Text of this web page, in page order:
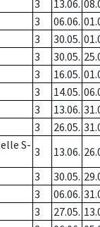
3 13.06.
3 06.06.
3 30.05.
3 30.05.
3 16.05.
3 14.05.
3 13.06.
3 26.05.
S- 3 13.06.
3 30.05.
3 06.06.
3 27.05.